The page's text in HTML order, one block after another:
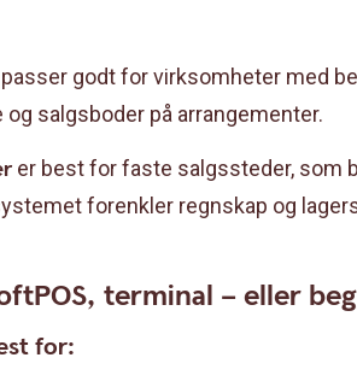
passer godt for virksomheter med
salgsboder på arrangementer.
er best for faste salgssteder, som
forenkler regnskap og
terminal – eller
for: